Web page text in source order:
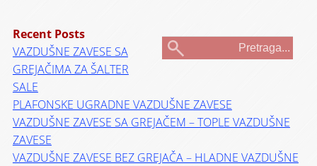
Recent Posts
VAZDUŠNE ZAVESE SA
GREJAČIMA ZA ŠALTER
SALE
PLAFONSKE UGRADNE VAZDUŠNE ZAVESE
VAZDUŠNE ZAVESE SA GREJAČEM – TOPLE VAZDUŠNE
ZAVESE
VAZDUŠNE ZAVESE BEZ GREJAČA – HLADNE VAZDUŠNE